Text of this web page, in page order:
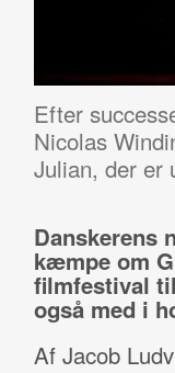
Efter
Nicolas
Julian, der er
Danskerens
kæmpe om
filmfestival
også med i
Af Jacob